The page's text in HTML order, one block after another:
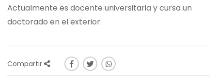
Actualmente es docente universitaria y cursa un
doctorado en el exterior.
Compartir